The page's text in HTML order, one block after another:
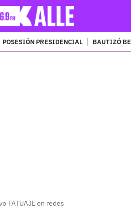
POSESIÓN PRESIDENCIAL BAUTIZÓ
TATUAJE en redes